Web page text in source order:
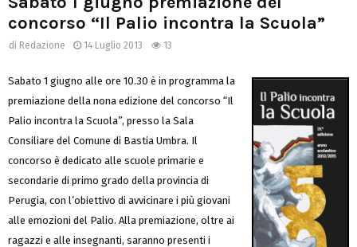
concorso “Il Palio incontra la Scuola”
di Redazione 14 Luglio 2013 13
Sabato 1 giugno alle ore 10.30 è in programma la
premiazione della nona edizione del concorso “Il
Palio incontra la Scuola”, presso la Sala
Consiliare del Comune di Bastia Umbra. Il
concorso è dedicato alle scuole primarie e
secondarie di primo grado della provincia di
Perugia, con l’obiettivo di avvicinare i più giovani
alle emozioni del Palio. Alla premiazione, oltre ai
ragazzi e alle insegnanti, saranno presenti i